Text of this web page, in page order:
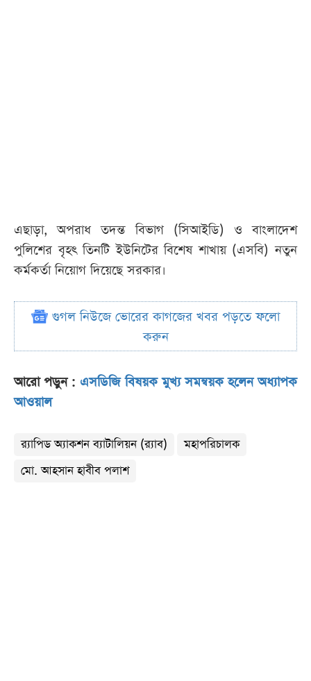
এছাড়া, অপরাধ তদন্ত বিভাগ (সিআইডি) ও বাংলাদেশ
পুলিশের বৃহৎ তিনটি ইউনিটের বিশেষ শাখায় (এসবি) নতুন
কর্মকর্তা নিয়োগ দিয়েছে সরকার।
গুগল নিউজে ভোরের কাগজের খবর পড়তে ফলো
করুন
আরো পড়ুন : এসডিজি বিষয়ক মুখ্য সমন্বয়ক হলেন অধ্যাপক
আওয়াল
র‌্যাপিড অ্যাকশন ব্যাটালিয়ন (র‌্যাব)
মহাপরিচালক
মো. আহসান হাবীব পলাশ